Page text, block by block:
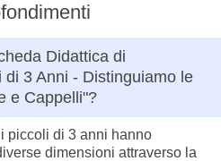
Didattica di
3 Anni - Distinguiamo le
e Cappelli"?
piccoli di 3 anni hanno
dimensioni attraverso la